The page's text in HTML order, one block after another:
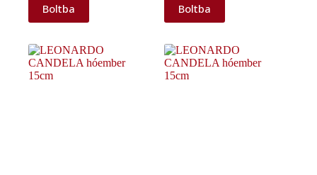
Boltba Boltba